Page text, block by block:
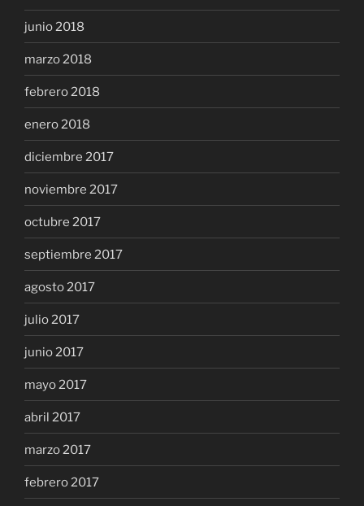
junio 2018
marzo 2018
febrero 2018
enero 2018
diciembre 2017
noviembre 2017
octubre 2017
septiembre 2017
agosto 2017
julio 2017
junio 2017
mayo 2017
abril 2017
marzo 2017
febrero 2017